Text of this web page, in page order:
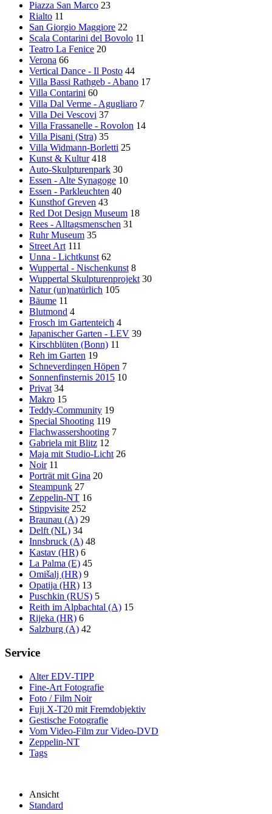
Piazza San Marco 23
Rialto 11
San Giorgio Maggiore 22
Scala Contarini del Bovolo 11
Teatro La Fenice 20
Verona 66
Vertical Dance - Il Posto 44
Villa Bassi Rathgeb - Abano 17
Villa Contarini 60
Villa Dal Verme - Agugliaro 7
Villa Dei Vescovi 37
Villa Frassanelle - Rovolon 14
Villa Pisani (Stra) 35
Villa Widmann-Borletti 25
Kunst & Kultur 418
Auto-Skulpturenpark 30
Essen - Alte Synagoge 10
Essen - Parkleuchten 40
Kunsthof Greven 43
Red Dot Design Museum 18
Rees - Alltagsmenschen 31
Ruhr Museum 35
Street Art 111
Unna - Lichtkunst 62
Wuppertal - Nischenkunst 8
Wuppertal Skulpturenprojekt 30
Natur (un)natürlich 105
Bäume 11
Blutmond 4
Frosch im Gartenteich 4
Japanischer Garten - LEV 39
Kirschblüten (Bonn) 11
Reh im Garten 19
Schneverdingen Höpen 7
Sonnenfinsternis 2015 10
Privat 34
Makro 15
Teddy-Community 19
Special Shooting 119
Flachwassershooting 7
Gabriela mit Blitz 12
Maja mit Studio-Licht 26
Noir 11
Porträt mit Gina 20
Steampunk 27
Zeppelin-NT 16
Stippvisite 252
Braunau (A) 29
Delft (NL) 34
Innsbruck (A) 48
Kastav (HR) 6
La Palma (E) 45
Omišalj (HR) 9
Opatija (HR) 13
Puschkin (RUS) 5
Reith im Alpbachtal (A) 15
Rijeka (HR) 6
Salzburg (A) 42
Service
Alter EDV-TIPP
Fine-Art Fotografie
Foto / Film Noir
Fuji X-T20 mit Fremdobjektiv
Gestische Fotografie
Vom Video-Film zur Video-DVD
Zeppelin-NT
Tags
Ansicht
Standard